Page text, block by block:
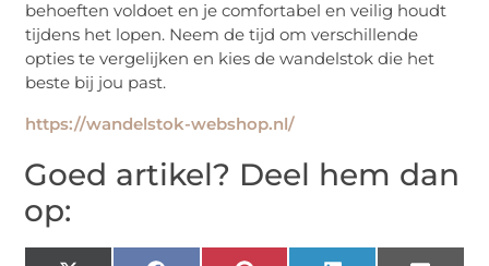
behoeften voldoet en je comfortabel en veilig houdt
tijdens het lopen. Neem de tijd om verschillende
opties te vergelijken en kies de wandelstok die het
beste bij jou past.
https://wandelstok-webshop.nl/
Goed artikel? Deel hem dan
op: